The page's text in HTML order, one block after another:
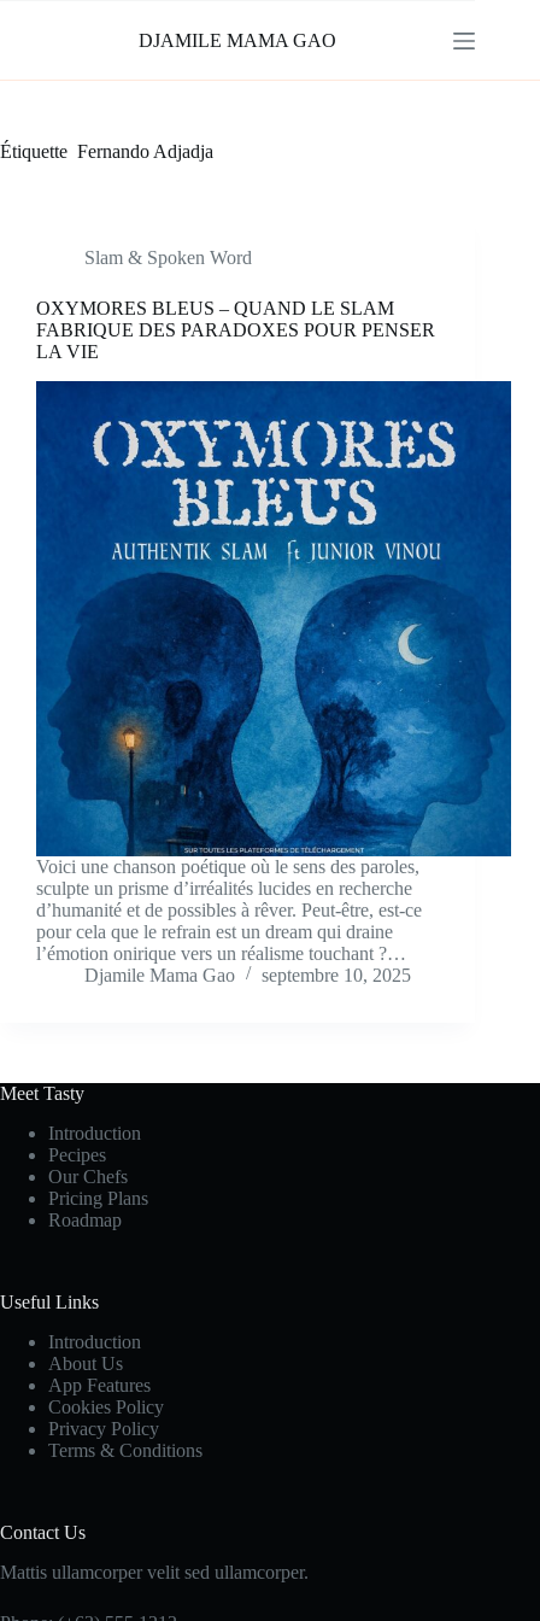
DJAMILE MAMA GAO
Étiquette Fernando Adjadja
Slam & Spoken Word
OXYMORES BLEUS – QUAND LE SLAM
FABRIQUE DES PARADOXES POUR PENSER
LA VIE
Voici une chanson poétique où le sens des paroles,
sculpte un prisme d’irréalités lucides en recherche
d’humanité et de possibles à rêver. Peut-être, est-ce
pour cela que le refrain est un dream qui draine
l’émotion onirique vers un réalisme touchant ?…
Djamile Mama Gao
septembre 10, 2025
Meet Tasty
Introduction
Pecipes
Our Chefs
Pricing Plans
Roadmap
Useful Links
Introduction
About Us
App Features
Cookies Policy
Privacy Policy
Terms & Conditions
Contact Us
Mattis ullamcorper velit sed ullamcorper.